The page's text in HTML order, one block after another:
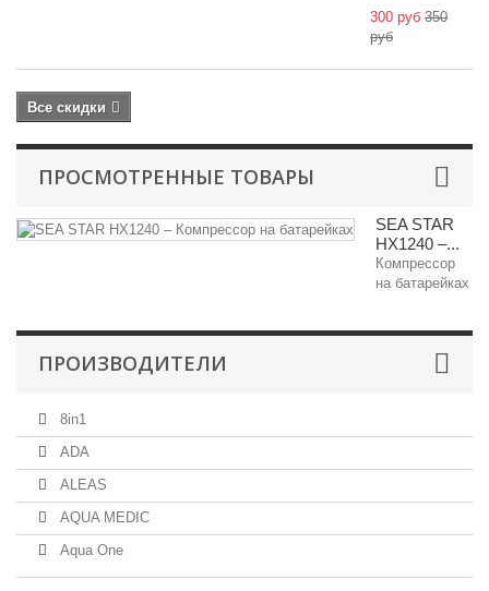
300 руб 350
руб
Все скидки
ПРОСМОТРЕННЫЕ ТОВАРЫ
SEA STAR
HX1240 –...
Компрессор
на батарейках
ПРОИЗВОДИТЕЛИ
8in1
ADA
ALEAS
AQUA MEDIC
Aqua One